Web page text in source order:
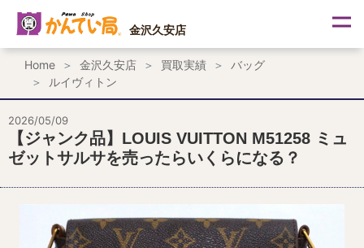
ス
プ
金沢久安店
Home 金沢久安店 買取実績
バッグ
ルイヴィトン
2026/05/09
【ジャンク品】LOUIS VUITTON M51258 ミュ
ゼットサルサを売ったらいくらになる？